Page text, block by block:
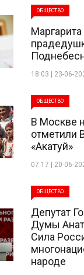
ОБЩЕСТВО
18:03 | 23-06-
ОБЩЕСТВО
В Москве
отметили
«Акатуй»
07:17 | 20-06-
ОБЩЕСТВО
Депутат
Думы
Сила
народе